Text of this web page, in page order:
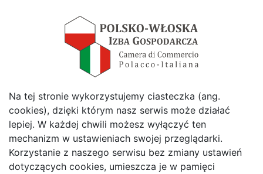
Wywiad z Panią Prezes Izabelą Byzdrą
Zobacz wszystkie Aktualności
Polub Nas
Na tej stronie wykorzystujemy ciasteczka (ang.
cookies), dzięki którym nasz serwis może działać
lepiej. W każdej chwili możesz wyłączyć ten
mechanizm w ustawieniach swojej przeglądarki.
Korzystanie z naszego serwisu bez zmiany ustawień
dotyczących cookies, umieszcza je w pamięci